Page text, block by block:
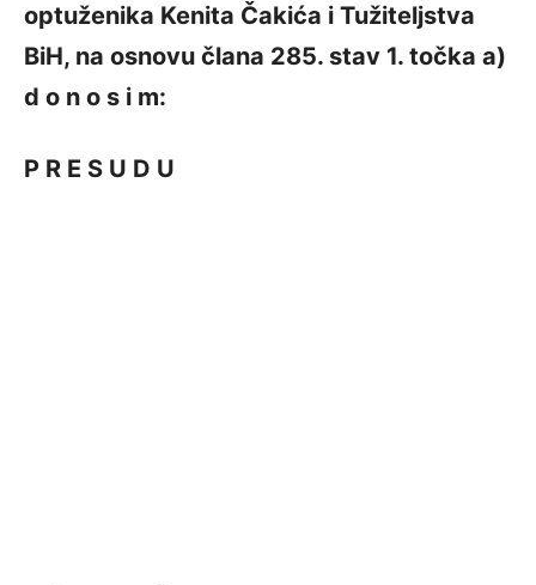
optuženika Kenita Čakića i Tužiteljstva
BiH, na osnovu člana 285. stav 1. točka a)
d o n o s i m:
P R E S U D U